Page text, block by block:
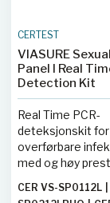
CERTEST
VIASURE
Panel I Real
Detection Kit
Real Time PCR-
deteksjonskit
overførbare
med og høy
CER VS-SP0112L